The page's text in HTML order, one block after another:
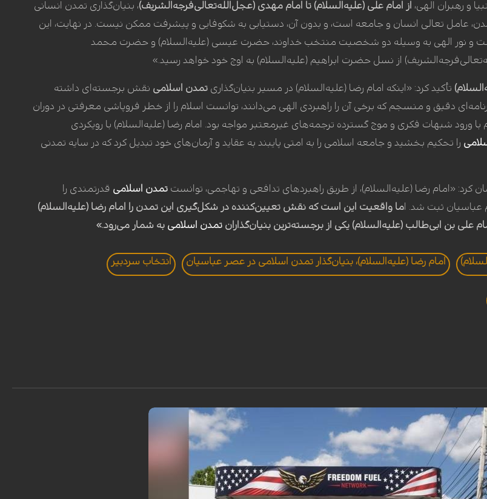
و رهبران الهی، از امام علی (علیه‌السلام) تا امام مهدی (عجل‌الله‌تعالی‌فرجه‌الشریف)، بنیان‌گذاری تمدن انسانی
عامل تعالی انسان و جامعه است، و بدون آن، دستیابی به شکوفایی و پیشرفت ممکن نیست. در نهایت، این
و نور الهی به وسیله دو شخصیت منتخب خداوند، حضرت عیسی (علیه‌السلام) و حضرت محمد
از نسل حضرت ابراهیم (علیه‌السلام) به اوج خود خواهد رسید.»
تأکید کرد: «اینکه امام رضا (علیه‌السلام) در مسیر بنیان‌گذاری تمدن اسلامی نقش برجسته‌ای داشته
دقیق و منسجم که برخی آن را راهبردی الهی می‌دانند، توانست اسلام را از خطر فروپاشی معرفتی در دوران
با ورود شبهات فکری و موج گسترده ترجمه‌های غیرمعتبر مواجه بود. امام رضا (علیه‌السلام) با رویکردی
را تحکیم بخشید و جامعه اسلامی را به امتی پایبند به عقاید و آرمان‌های خود تبدیل کرد که در سایه تمدنی
«امام رضا (علیه‌السلام)، از طریق راهبردهای تدافعی و تهاجمی، توانست تمدن اسلامی قدرتمندی را
عباسیان ثبت شد. ا ما واقعیت این است که نقش تعیین‌کننده در شکل‌گیری این تمدن را امام رضا (علیه‌السلام)
علی بن ابی‌طالب (علیه‌السلام) یکی از برجسته‌ترین بنیان‌گذاران تمدن اسلامی به شمار می‌رود.»
امام رضا (علیه‌السلام)، بنیان‌گذار تمدن اسلامی در عصر عباسیان انتخاب سردبير